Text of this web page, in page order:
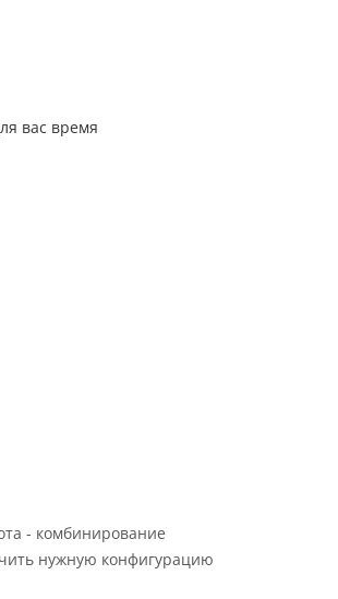
вас время
- комбинирование
нужную конфигурацию